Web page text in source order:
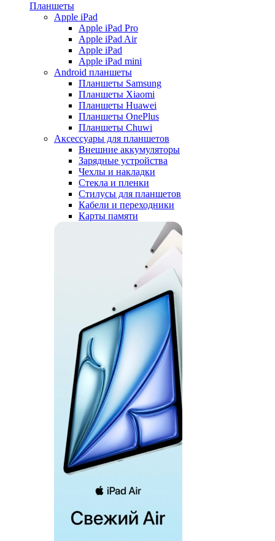
Планшеты
Apple iPad
Apple iPad Pro
Apple iPad Air
Apple iPad
Apple iPad mini
Android планшеты
Планшеты Samsung
Планшеты Xiaomi
Планшеты Huawei
Планшеты OnePlus
Планшеты Chuwi
Аксессуары для планшетов
Внешние аккумуляторы
Зарядные устройства
Чехлы и накладки
Стекла и пленки
Стилусы для планшетов
Кабели и переходники
Карты памяти